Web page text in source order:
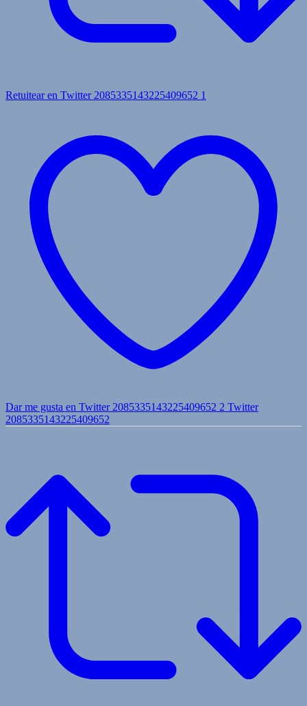
Retuitear en Twitter 2085335143225409652 1
Dar me gusta en Twitter 2085335143225409652 2 Twitter
2085335143225409652